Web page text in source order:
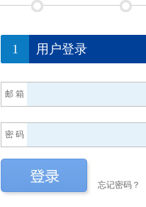
荣誉资质
1 用户登录
邮 箱
密 码
忘记密码？